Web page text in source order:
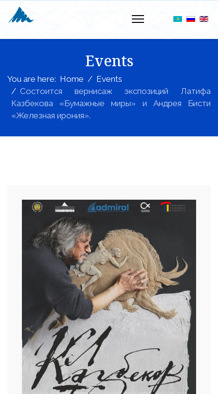
Events
You are here: Home
Events
Cостоится вернисаж экспозиций Латифа
Казбекова «Бумажные миры» и Андрея Бисти
«Железная ирония».